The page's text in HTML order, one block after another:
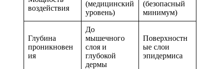
воздействия
(медицинский
уровень)
(безопасный
минимум)
Глубина
проникновен
ия
До
мышечного
слоя и
глубокой
дермы
Поверхностн
ые слои
эпидермиса